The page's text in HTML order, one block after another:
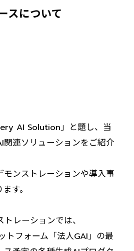
スについて
AI Solution」と題し、当
連ソリューションをご紹介
モンストレーションや導入事
す。
レーションでは、
トフォーム「法人GAI」の最